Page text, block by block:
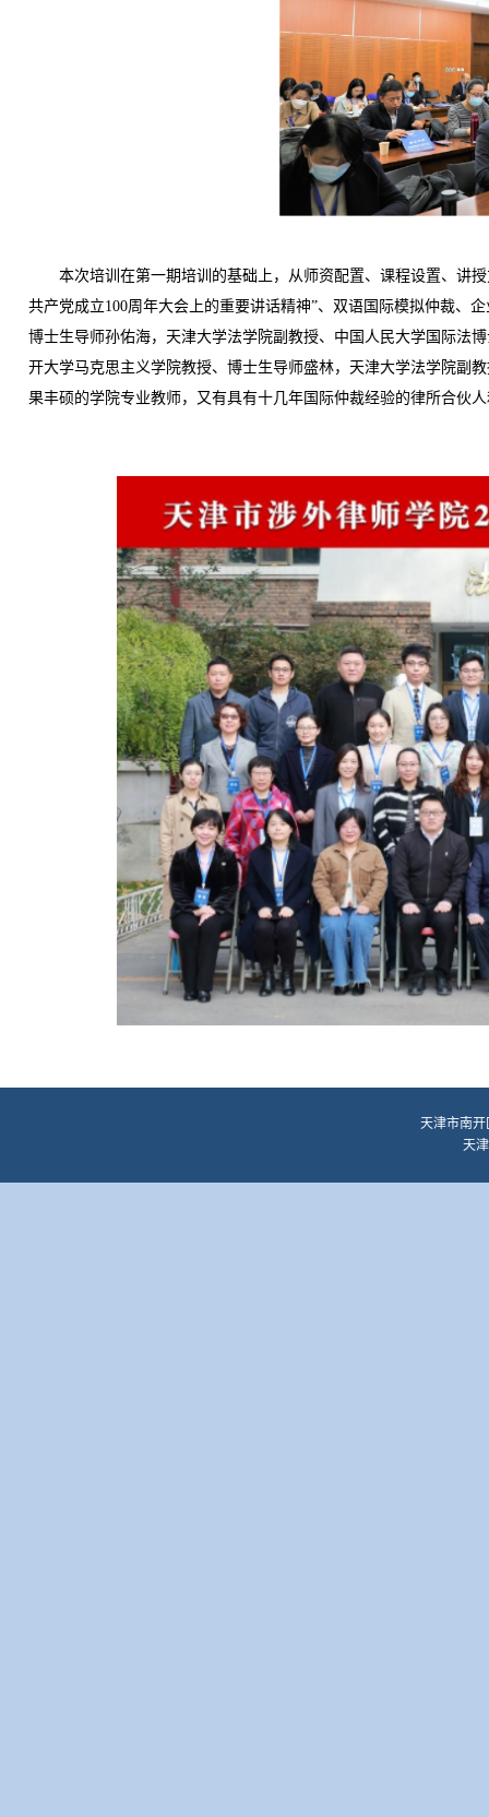
本次培训在第一期培训的基础上，从师资配置、课程设置、讲授
共产党成立100周年大会上的重要讲话精神”、双语国际模拟仲裁、
博士生导师孙佑海，天津大学法学院副教授、中国人民大学国际法
开大学马克思主义学院教授、博士生导师盛林，天津大学法学院副
果丰硕的学院专业教师，又有具有十几年国际仲裁经验的律所合伙
天津市南开
天